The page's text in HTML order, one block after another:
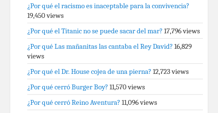
¿Por qué el racismo es inaceptable para la convivencia?
19,450 views
¿Por qué el Titanic no se puede sacar del mar? 17,796 views
¿Por qué Las mañanitas las cantaba el Rey David? 16,829
views
¿Por qué el Dr. House cojea de una pierna? 12,723 views
¿Por qué cerró Burger Boy? 11,570 views
¿Por qué cerró Reino Aventura? 11,096 views